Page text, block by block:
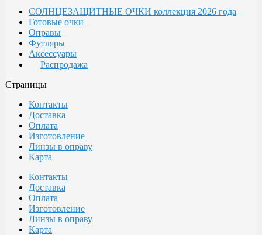
СОЛНЦЕЗАЩИТНЫЕ ОЧКИ коллекция 2026 года
Готовые очки
Оправы
Футляры
Аксессуары
Распродажа
Страницы
Контакты
Доставка
Оплата
Изготовление
Линзы в оправу
Карта
Контакты
Доставка
Оплата
Изготовление
Линзы в оправу
Карта